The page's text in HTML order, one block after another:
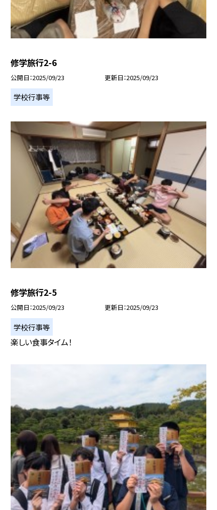
修学旅行2-6
公開日 2025/09/23 更新日 2025/09/23
学校行事等
修学旅行2-5
公開日 2025/09/23 更新日 2025/09/23
学校行事等
楽しい食事タイム！